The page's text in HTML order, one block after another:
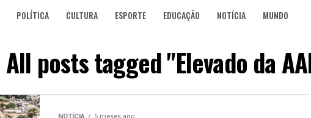
POLÍTICA CULTURA ESPORTE EDUCAÇÃO NOTÍCIA MUNDO
All posts tagged "Elevado da